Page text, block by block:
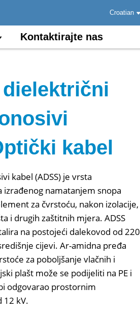
Croatian
Kontaktirajte nas
kabel
kabel (ADSS) je vrsta
namatanjem snopa
za čvrstoću, nakon izolacije,
i drugih zaštitnih mjera. ADSS
na postojeći dalekovod od 220
cijevi. Ar-amidna pređa
za poboljšanje vlačnih i
plašt može se podijeliti na PE i
odgovarao prostornim
12 kV.